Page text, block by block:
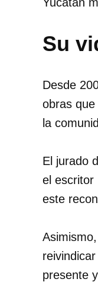
Su
Desde
obras
la
El jurado
el escritor
este
presente